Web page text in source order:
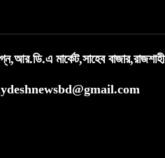
মার্কেট,সাহেব বাজার,রাজশাহী